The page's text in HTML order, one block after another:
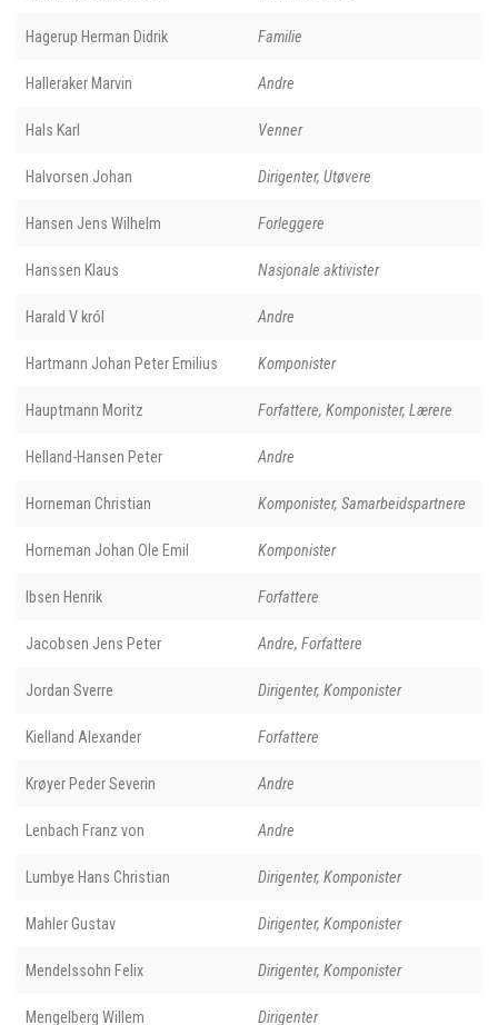
Hagerup Herman Didrik Familie
Halleraker Marvin Andre
Hals Karl Venner
Halvorsen Johan Dirigenter, Utøvere
Hansen Jens Wilhelm Forleggere
Hanssen Klaus Nasjonale aktivister
Harald V król Andre
Hartmann Johan Peter Emilius Komponister
Hauptmann Moritz Forfattere, Komponister, Lærere
Helland-Hansen Peter Andre
Horneman Christian Komponister, Samarbeidspartnere
Horneman Johan Ole Emil Komponister
Ibsen Henrik Forfattere
Jacobsen Jens Peter Andre, Forfattere
Jordan Sverre Dirigenter, Komponister
Kielland Alexander Forfattere
Krøyer Peder Severin Andre
Lenbach Franz von Andre
Lumbye Hans Christian Dirigenter, Komponister
Mahler Gustav Dirigenter, Komponister
Mendelssohn Felix Dirigenter, Komponister
Mengelberg Willem Dirigenter